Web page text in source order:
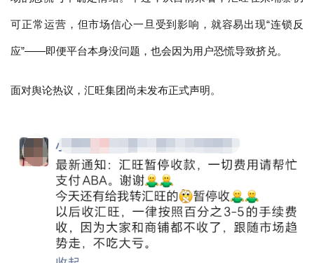
可正常运营，但市场信心一旦受到影响，就容易出现“连锁反
应”——即便平台本身没问题，也会因为用户恐慌导致挤兑。
面对舆论热议，汇旺集团尚未发布正式声明。